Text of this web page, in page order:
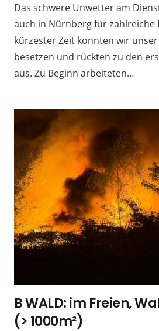
Das schwere Unwetter am
auch in Nürnberg für zahlreiche
kürzester Zeit konnten wir
besetzen und rückten zu den
aus. Zu Beginn arbeiteten…
B WALD: im Freien,
(> 1000m²)